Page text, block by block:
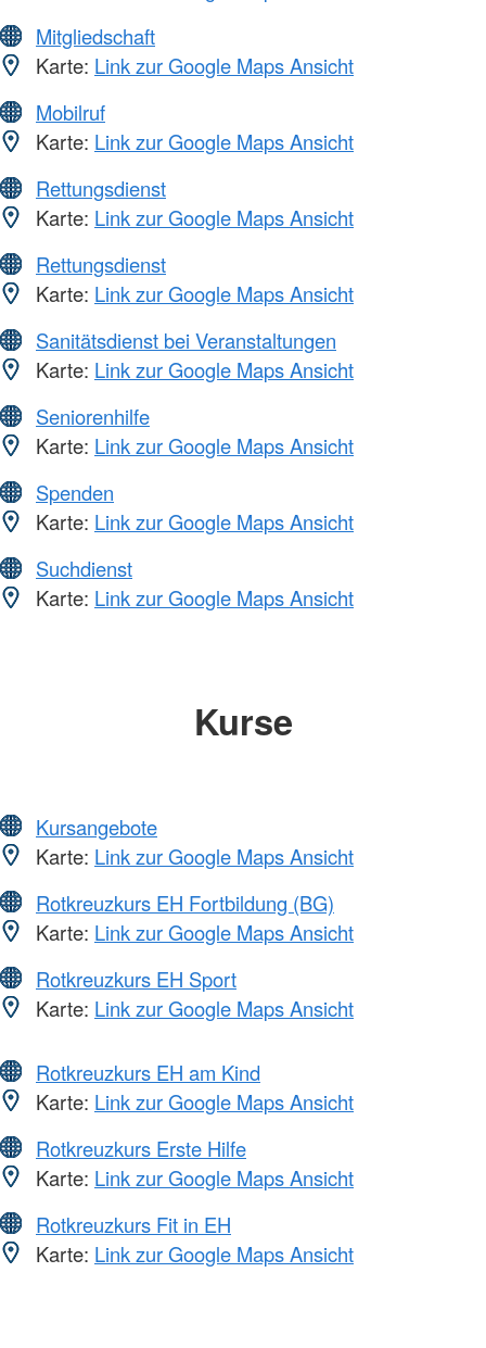
Mitgliedschaft
Karte: Link zur Google Maps Ansicht
Mobilruf
Karte: Link zur Google Maps Ansicht
Rettungsdienst
Karte: Link zur Google Maps Ansicht
Rettungsdienst
Karte: Link zur Google Maps Ansicht
Sanitätsdienst bei Veranstaltungen
Karte: Link zur Google Maps Ansicht
Seniorenhilfe
Karte: Link zur Google Maps Ansicht
Spenden
Karte: Link zur Google Maps Ansicht
Suchdienst
Karte: Link zur Google Maps Ansicht
Kurse
Kursangebote
Karte: Link zur Google Maps Ansicht
Rotkreuzkurs EH Fortbildung (BG)
Karte: Link zur Google Maps Ansicht
Rotkreuzkurs EH Sport
Karte: Link zur Google Maps Ansicht
Rotkreuzkurs EH am Kind
Karte: Link zur Google Maps Ansicht
Rotkreuzkurs Erste Hilfe
Karte: Link zur Google Maps Ansicht
Rotkreuzkurs Fit in EH
Karte: Link zur Google Maps Ansicht